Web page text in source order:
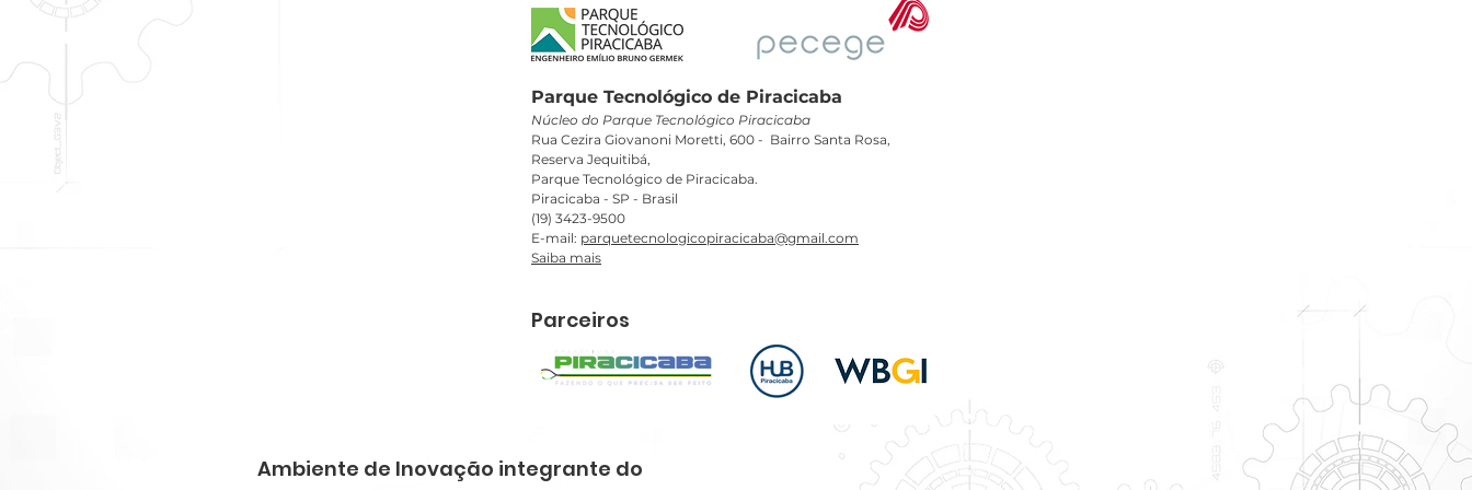
Parque Tecnológico de Piracicaba
Núcleo do Parque Tecnológico Piracicaba
Rua Cezira Giovanoni Moretti, 600 - Bairro Santa Rosa,
Reserva Jequitibá,
Parque Tecnológico de Piracicaba.​
Piracicaba - SP - Brasil
(19) 3423-9500
E-mail: parquetecnologicopiracicaba@gmail.com
Saiba mais
Parceiros
Ambiente de Inovação integrante do